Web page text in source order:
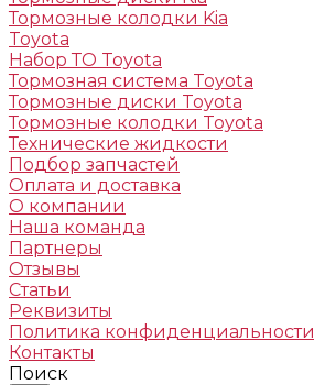
Тормозные колодки Kia
Toyota
Набор ТО Toyota
Тормозная система Toyota
Тормозные диски Toyota
Тормозные колодки Toyota
Технические жидкости
Подбор запчастей
Оплата и доставка
О компании
Наша команда
Партнеры
Отзывы
Статьи
Реквизиты
Политика конфиденциальности
Контакты
Поиск